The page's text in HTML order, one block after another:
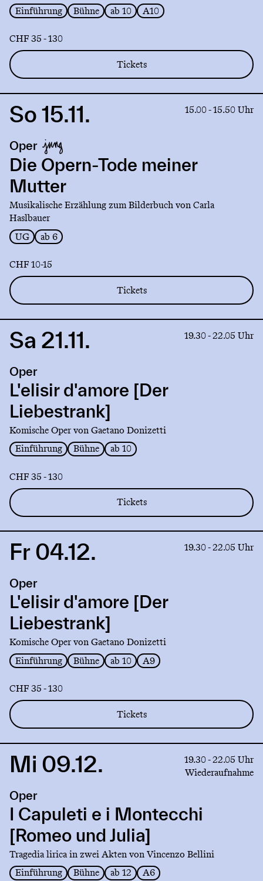
Einführung
Bühne ab 10 A10
CHF 35 - 130
Tickets
Link
Die
Opern-
Tode
meiner
Mutter
So 15.11. 15.00 - 15.50 Uhr
Oper
Die Opern-Tode meiner
Mutter
Musikalische Erzählung zum Bilderbuch von Carla
Haslbauer
UG
ab 6
CHF 10-15
Tickets
Link
L'elisir
d'amore
[Der
Liebestrank]
Sa 21.11. 19.30 - 22.05 Uhr
Oper
L'elisir d'amore [Der
Liebestrank]
Komische Oper von Gaetano Donizetti
Einführung
Bühne ab 10
CHF 35 - 130
Tickets
Link
L'elisir
d'amore
[Der
Liebestrank]
Fr 04.12. 19.30 - 22.05 Uhr
Oper
L'elisir d'amore [Der
Liebestrank]
Komische Oper von Gaetano Donizetti
Einführung
Bühne ab 10 A9
CHF 35 - 130
Tickets
Link
Capuleti
Montecchi
[Romeo
und
Mi 09.12.
19.30 - 22.05 Uhr
Wiederaufnahme
Oper
I Capuleti e i Montecchi
[Romeo und Julia]
Tragedia lirica in zwei Akten von Vincenzo Bellini
Einführung
Bühne ab 12 A6